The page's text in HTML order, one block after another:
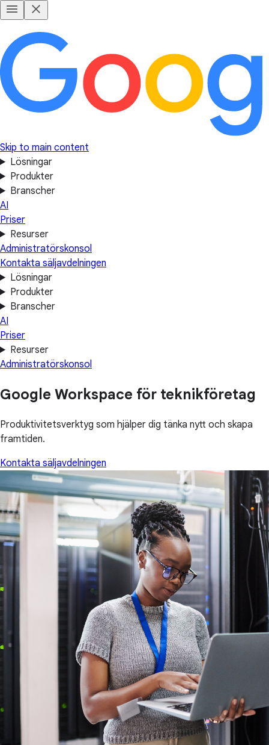
Skip to main content
Lösningar
Produkter
Branscher
AI
Priser
Resurser
Administratörskonsol
Kontakta säljavdelningen
Lösningar
Produkter
Branscher
AI
Priser
Resurser
Administratörskonsol
Google Workspace för teknikföretag
Produktivitetsverktyg som hjälper dig tänka nytt och skapa
framtiden.
Kontakta säljavdelningen